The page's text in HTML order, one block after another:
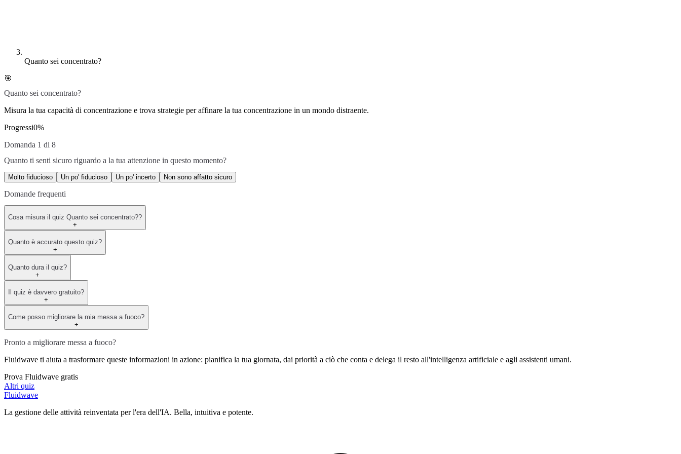
Quanto sei concentrato?
🎯
Quanto sei concentrato?
Misura la tua capacità di concentrazione e trova strategie per affinare la tua concentrazione in un mondo distraente.
Progressi0%
Domanda 1 di 8
Quanto ti senti sicuro riguardo a la tua attenzione in questo momento?
Molto fiducioso Un po' fiducioso Un po' incerto Non sono affatto sicuro
Domande frequenti
Cosa misura il quiz Quanto sei concentrato??
+
Quanto è accurato questo quiz?
+
Quanto dura il quiz?
+
Il quiz è davvero gratuito?
+
Come posso migliorare la mia messa a fuoco?
+
Pronto a migliorare messa a fuoco?
Fluidwave ti aiuta a trasformare queste informazioni in azione: pianifica la tua giornata, dai priorità a ciò che conta e delega il resto all'intelligenza artificiale e agli assistenti umani.
Prova Fluidwave gratis
Altri quiz
Fluidwave
La gestione delle attività reinventata per l'era dell'IA. Bella, intuitiva e potente.